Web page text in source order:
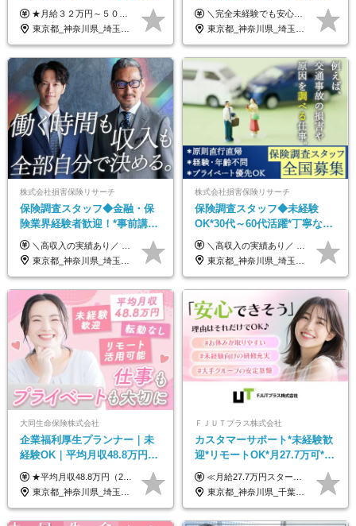
ルリモート／未経験◎／月給
３２万円～／年休１３０日以
上／
★月給３２万円～５０万円＋インセンティブ賞与＋決算賞与★ （30時間の固定残業代、一律月54,750円を含む。超過分は支給） ※経験・スキルを考慮の上、決定 ※昇給：随時あり 【インセンティブについて】 自社サービスを提案し、サービス化した場合、一部の利益をインセンティブとして還元します。 試用期間中（6か月間）は、下記の給与となります。 【一都三県、大阪、名古屋、福岡の方】 月給２４万円～＋役職手当＋インセンティブ賞与 【一都三県以外の関東圏、九州、東北、北海道、その他地域の方】 月給２０万円～＋役職手当＋インセンティブ賞与 ※試用期間6ヶ月 ※試用期間中の待遇・福利厚生に差異はなし
東京都_神奈川県_埼玉県_千葉県_大阪府_愛知県_北海道_青森県_岩手県_宮城県_秋田県_山形県_福島県_茨城県_栃木県_群馬県_静岡県_岐阜県_三重県_兵庫県_京都府_滋賀県_奈良県_和歌山県_広島県_岡山県_鳥取県_島根県_山口県_福岡県_熊本県_佐賀県_長崎県_大分県_宮崎県_鹿児島県
歴不問◆20代活躍中！
＼完全未経験でも安心して年収UP可能です！／ -------------- 【1】営業 月給25万円～80万円＋賞与 【2】事務 月給21万円～50万円＋賞与 【3】マーケ 月給25万円～80万円＋賞与 ※試用期間3ヶ月間の待遇に変動はありません。 ※みなし残業代(月20時間分29,725円～)を含む。（※超過分は追加支給）
東京都_神奈川県_埼玉県_千葉県_大阪府_愛知県_北海道_青森県_岩手県_宮城県_秋田県_山形県_福島県_茨城県_栃木県_群馬県_新潟県_山梨県_長野県_富山県_石川県_福井県_静岡県_岐阜県_三重県_兵庫県_京都府_滋賀県_奈良県_和歌山県_広島県_岡山県_鳥取県_島根県_山口県_徳島県_香川県_愛媛県_高知県_福岡県_熊本県_佐賀県_長崎県_大分県_宮崎県_鹿児島県_沖縄県
株式会社損害保険リサーチ
保険調査スタッフ◆金融・保
険業界経験者歓迎！*事前講習
あり*30代～60代活躍*調査は
原則直行直帰*高収入可
＼高収入の実績あり／ なかには年収1000万円を超える方もいらっしゃいます！ 【完全出来高報酬制】 ★仕事に慣れるまで収入をサポート 1か月目：報酬が通常の2倍 2か月目：報酬が通常の1.5倍 ※災害に関する業務については、収入サポートの対象外 ※試用期間はありません ＊＊＊業務報酬の例＊＊＊ ・事故原因調査（4箇所確認）…1万5000円～ ・有無責／不正請求疑義調査（自動車案件）…2万円～ ・医療調査（1箇所確認）…1万7000円～ ・書類取付（1箇所訪問）…3000円～ ※上記は目安になります ※実際の報酬は業務報酬に応じた個々のスキル・実績を加味したものになります
東京都_神奈川県_埼玉県_千葉県_大阪府_愛知県_北海道_青森県_岩手県_宮城県_秋田県_山形県_福島県_茨城県_栃木県_群馬県_新潟県_山梨県_長野県_富山県_石川県_福井県_静岡県_岐阜県_三重県_兵庫県_京都府_滋賀県_奈良県_和歌山県_広島県_岡山県_鳥取県_島根県_山口県_徳島県_香川県_愛媛県_高知県_福岡県_熊本県_佐賀県_長崎県_大分県_宮崎県_鹿児島県_沖縄県
株式会社損害保険リサーチ
保険調査スタッフ◆未経験
OK*30代～60代活躍*丁寧な講
習・サポートあり*原則直行直
帰／全国募集・業務委託
＼高収入の実績あり／ なかには年収1000万円を超えるスペシャリストもいらっしゃいます！ 【完全出来高報酬制】 ★仕事に慣れるまで収入をサポート 1か月目：報酬が通常の2倍 2か月目：報酬が通常の1.5倍 ※災害に関する業務については、収入サポートの対象外 ※試用期間はありません ＊＊＊業務報酬の例＊＊＊ ・事故原因調査（4箇所確認）…1万5000円～ ・有無責／不正請求疑義調査（自動車案件）…2万円～ ・医療調査（1箇所確認）…1万7000円～ ・書類取付（1箇所訪問）…3000円～ ※上記は目安になります ※実際の報酬は業務報酬に応じた個々のスキル・実績を加味したものになります
東京都_神奈川県_埼玉県_千葉県_大阪府_愛知県_北海道_青森県_岩手県_宮城県_秋田県_山形県_福島県_茨城県_栃木県_群馬県_新潟県_山梨県_長野県_富山県_石川県_福井県_静岡県_岐阜県_三重県_兵庫県_京都府_滋賀県_奈良県_和歌山県_広島県_岡山県_鳥取県_島根県_山口県_徳島県_香川県_愛媛県_高知県_福岡県_熊本県_佐賀県_長崎県_大分県_宮崎県_鹿児島県_沖縄県
大同生命保険株式会社
企業福利厚生プランナー｜未
経験OK｜平均月収48.8万円｜
リモートOK｜残業ほぼなし｜
転勤なし｜女性活躍中
★平均月収48.8万円（2025年度実績） ★安心の固定給＋賞与年2回＋インセンティブ！手当も充実 月給21万円～23万円＋諸手当＋インセンティブ＋賞与年2回 ※給与は年間平均の税込定例給与です。賞与は含みません。 ※約3週間の研修期間中は日当8000円を支給いたします。 ※試用期間6ヵ月あり（期間中の条件変更なし） ◆東京・神奈川・千葉・埼玉・愛知（一部）・京都・大阪・兵庫（一部）：月給23万円以上 ◆静岡（一部）・三重・岐阜：月給22万円以上 ◆上記以外の地域：月給21万円以上
東京都_神奈川県_埼玉県_千葉県_大阪府_愛知県_北海道_青森県_岩手県_宮城県_秋田県_山形県_福島県_茨城県_栃木県_群馬県_新潟県_山梨県_長野県_富山県_石川県_福井県_静岡県_岐阜県_三重県_兵庫県_京都府_滋賀県_奈良県_和歌山県_広島県_岡山県_鳥取県_島根県_山口県_徳島県_香川県_愛媛県_高知県_福岡県_熊本県_佐賀県_長崎県_大分県_宮崎県_鹿児島県_沖縄県
ＦＪＵＴプラス株式会社
カスタマーサポート*未経験歓
迎*リモートOK*月27.7万可*賞
与年2回*転勤なし*連休
OK/ZE010232
≪月給27.7万円スタートも可／賞与年2回≫ ■月給21万円～27.7万円＋各種手当＋賞与年2回 ※給与は勤務地に応じて変更します ※年齢や経験・スキルなどを考慮して決定します ※時間外手当は全額支給 ※上記は初年度の月給となります ※試用期間3ヶ月（その他待遇に差異はありません） 【固定残業代について】 なし（残業代は、実際の労働時間に応じて別途全額支給）
東京都_神奈川県_千葉県_大阪府_愛知県_北海道_長野県_石川県_広島県_福岡県